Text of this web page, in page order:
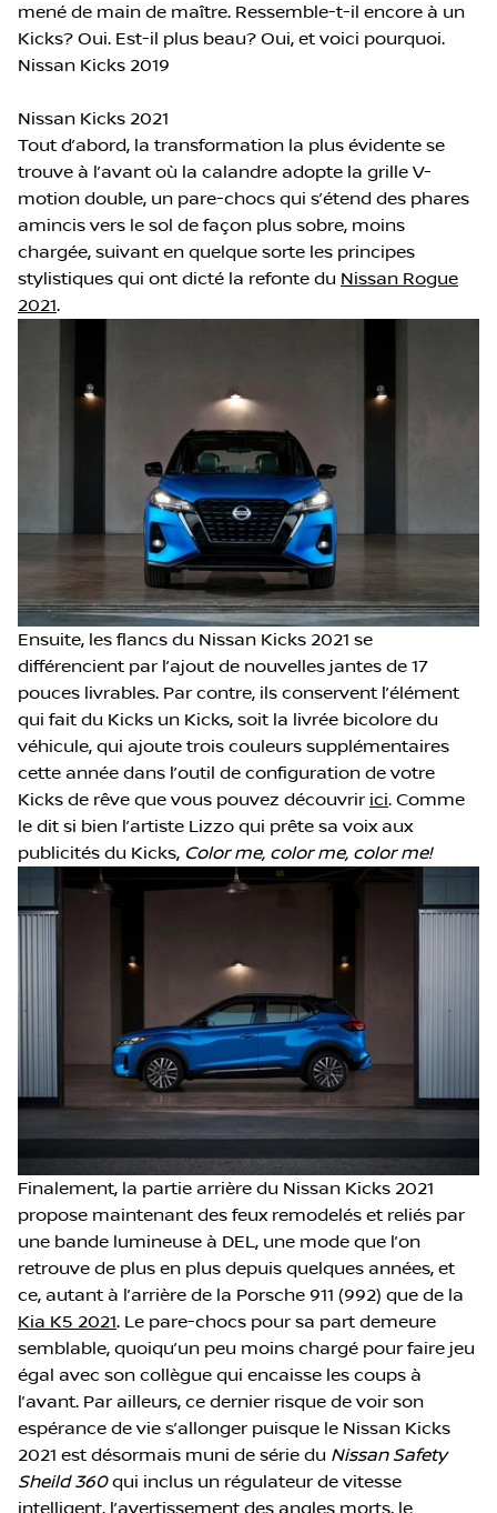
mené de main de maître. Ressemble-t-il encore à un
Kicks? Oui. Est-il plus beau? Oui, et voici pourquoi.
Nissan Kicks 2019
Nissan Kicks 2021
Tout d’abord, la transformation la plus évidente se
trouve à l’avant où la calandre adopte la grille V-
motion double, un pare-chocs qui s’étend des phares
amincis vers le sol de façon plus sobre, moins
chargée, suivant en quelque sorte les principes
stylistiques qui ont dicté la refonte du Nissan Rogue
2021.
Ensuite, les flancs du Nissan Kicks 2021 se
différencient par l’ajout de nouvelles jantes de 17
pouces livrables. Par contre, ils conservent l’élément
qui fait du Kicks un Kicks, soit la livrée bicolore du
véhicule, qui ajoute trois couleurs supplémentaires
cette année dans l’outil de configuration de votre
Kicks de rêve que vous pouvez découvrir ici. Comme
le dit si bien l’artiste Lizzo qui prête sa voix aux
publicités du Kicks, Color me, color me, color me!
Finalement, la partie arrière du Nissan Kicks 2021
propose maintenant des feux remodelés et reliés par
une bande lumineuse à DEL, une mode que l’on
retrouve de plus en plus depuis quelques années, et
ce, autant à l’arrière de la Porsche 911 (992) que de la
Kia K5 2021. Le pare-chocs pour sa part demeure
semblable, quoiqu’un peu moins chargé pour faire jeu
égal avec son collègue qui encaisse les coups à
l’avant. Par ailleurs, ce dernier risque de voir son
espérance de vie s’allonger puisque le Nissan Kicks
2021 est désormais muni de série du Nissan Safety
Sheild 360qui inclus un régulateur de vitesse
intelligent, l’avertissement des angles morts, le